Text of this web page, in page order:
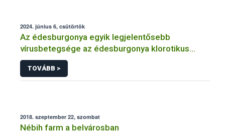
2024. június 6, csütörtök
Az édesburgonya egyik legjelentősebb
vírusbetegsége az édesburgonya klorotikus
törpülés vírus (SPCSV)
TOVÁBB >
2018. szeptember 22, szombat
Nébih farm a belvárosban